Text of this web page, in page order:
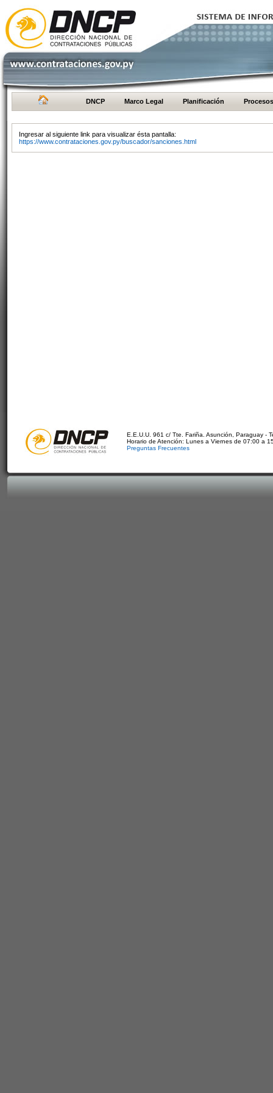
DNCP Marco Legal Planificación Procesos
Ingresar al siguiente link para visualizar ésta pantalla:
https://www.contrataciones.gov.py/buscador/sanciones.html
E.E.U.U. 961 c/ Tte. Fariña. Asunción, Paraguay -
Horario de Atención: Lunes a Viernes de 07:00 a
Preguntas Frecuentes